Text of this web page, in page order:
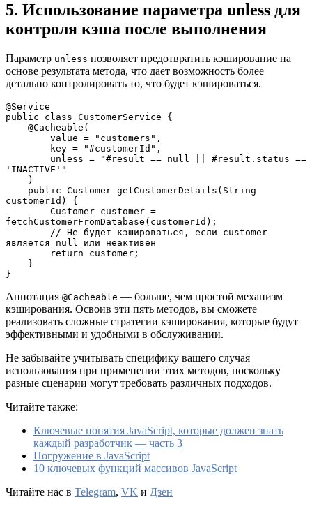
5. Использование параметра unless для
контроля кэша после выполнения
Параметр unless позволяет предотвратить кэширование на
основе результата метода, что дает возможность более
детально контролировать то, что будет кэшироваться.
@Service
public class CustomerService {
    @Cacheable(
        value = "customers",
        key = "#customerId",
'INACTIVE'"
    )
customerId) {
fetchCustomerFromDatabase(customerId);
является null или неактивен
        return customer;
    }
}
Аннотация @Cacheable — больше, чем простой механизм
кэширования. Освоив эти пять методов, вы сможете
реализовать сложные стратегии кэширования, которые будут
эффективными и удобными в обслуживании.
Не забывайте учитывать специфику вашего случая
использования при применении этих методов, поскольку
разные сценарии могут требовать различных подходов.
Читайте также:
Ключевые понятия JavaScript, которые должен знать
каждый разработчик — часть 3
Погружение в JavaScript
10 ключевых функций массивов JavaScript
Читайте нас в Telegram, VK и Дзен